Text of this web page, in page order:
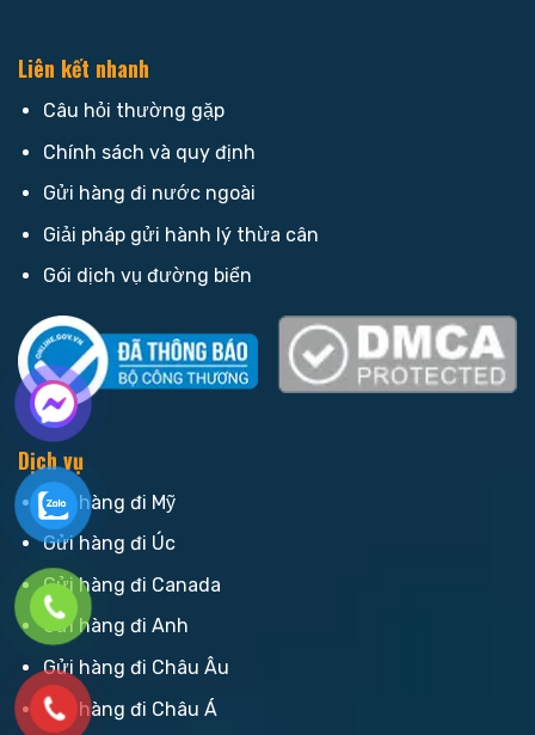
Liên kết nhanh
Câu hỏi thường gặp
Chính sách và quy định
Gửi hàng đi nước ngoài
Giải pháp gửi hành lý thừa cân
Gói dịch vụ đường biển
Dịch vụ
Gửi hàng đi Mỹ
Gửi hàng đi Úc
Gửi hàng đi Canada
Gửi hàng đi Anh
Gửi hàng đi Châu Âu
Gửi hàng đi Châu Á